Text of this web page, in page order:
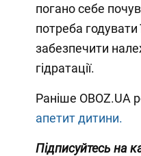
погано себе
потреба годувати
забезпечити
гідратації.
Раніше OBOZ.UA
апетит дитини.
Підписуйтесь на